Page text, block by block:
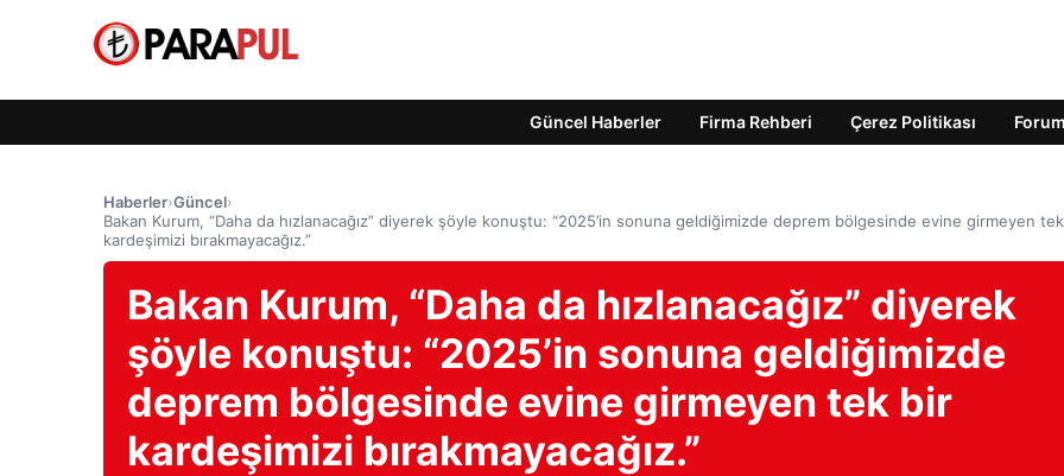
Güncel Haberler Firma Rehberi Çerez Politikası Forum
Haberler›Güncel›
Bakan Kurum, “Daha da hızlanacağız” diyerek şöyle konuştu: “2025’in sonuna geldiğimizde deprem bölgesinde evine girmeyen
kardeşimizi bırakmayacağız.”
Bakan Kurum, “Daha da hızlanacağız” diyerek
şöyle konuştu: “2025’in sonuna geldiğimizde
deprem bölgesinde evine girmeyen tek bir
kardeşimizi bırakmayacağız.”